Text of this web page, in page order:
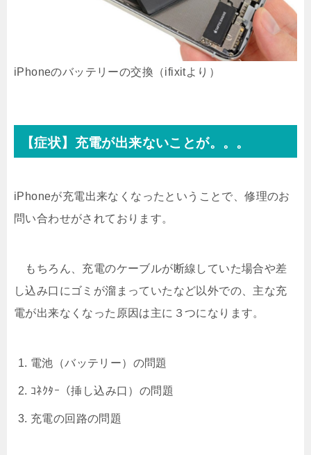
iPhoneのバッテリーの交換（ifixitより）
【症状】充電が出来ないことが。。。
iPhoneが充電出来なくなったということで、修理のお
問い合わせがされております。
もちろん、充電のケーブルが断線していた場合や差
し込み口にゴミが溜まっていたなど以外での、主な充
電が出来なくなった原因は主に３つになります。
電池（バッテリー）の問題
ｺﾈｸﾀｰ（挿し込み口）の問題
充電の回路の問題